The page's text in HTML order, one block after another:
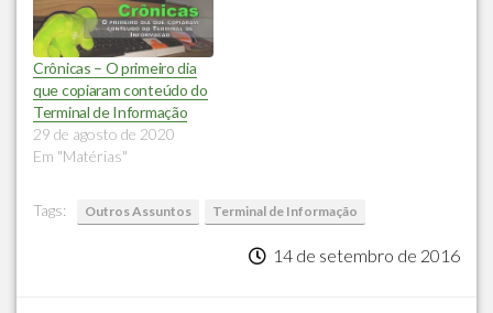
Crônicas – O primeiro dia
que copiaram conteúdo do
Terminal de Informação
29 de agosto de 2020
Em "Matérias"
Tags: Outros Assuntos Terminal de Informação
14 de setembro de 2016